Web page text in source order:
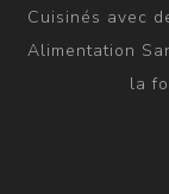
Cuisinés avec
Alimentation
la